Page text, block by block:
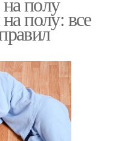
полу: все